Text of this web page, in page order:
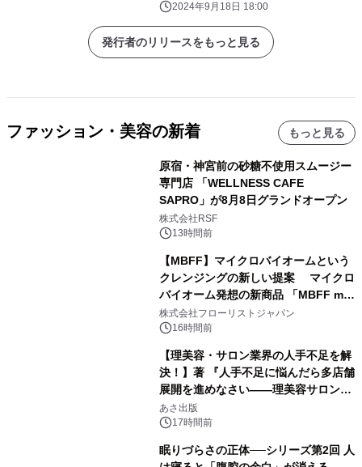
2024年9月18日 18:00
発行者のリリースをもっと見る
ファッション・美容の新着 もっと見る
原宿・神宮前の砂糖不使用スムージー
専門店 「WELLNESS CAFE
SAPRO」が8月8日グランドオープン
株式会社RSF
13時間前
【MBFF】マイクロバイオームという
クレンジングの新しい提案 マイクロ
バイオーム発想の新商品 「MBFF mb
クレンジングPRO」を2026年8月6日
発売
株式会社フローリストジャパン
16時間前
【理美容・サロン業界の人手不足を解
決！】著 『人手不足に悩んだら多店舗
展開を進めなさい――理美容サロン
「多店舗展開」の教科書』2026年8月
24日（月）発売
あさ出版
17時間前
眠りづらさの正体──シリーズ第2回 人